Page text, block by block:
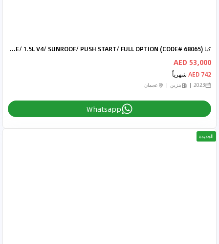
كيا Sonet DUAL TONE/ 1.5L V4/ SUNROOF/ PUSH START/ FULL OPTION (CODE# 68065)
53,000 AED
742 AED شهرياً
2023 بنزين عجمان
Whatsapp
الجديدة